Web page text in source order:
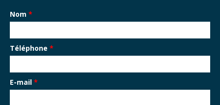
Nom *
Téléphone *
E-mail *